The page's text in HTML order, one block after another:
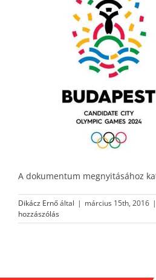
A dokumentum megnyitásához
Dikácz Ernőáltal | március 15th, 2016 |
hozzászólás